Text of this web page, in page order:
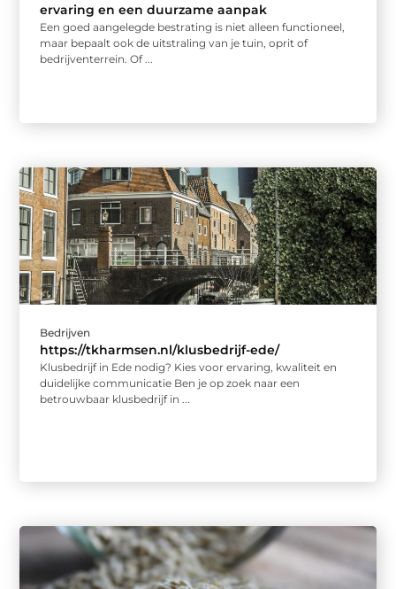
ervaring en een duurzame aanpak
Een goed aangelegde bestrating is niet alleen functioneel,
maar bepaalt ook de uitstraling van je tuin, oprit of
bedrijventerrein. Of ...
Bedrijven
https://tkharmsen.nl/klusbedrijf-ede/
Klusbedrijf in Ede nodig? Kies voor ervaring, kwaliteit en
duidelijke communicatie Ben je op zoek naar een
betrouwbaar klusbedrijf in ...